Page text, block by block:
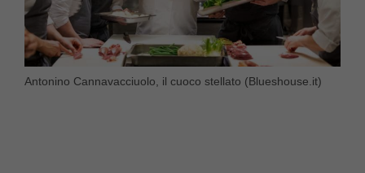
Antonino Cannavacciuolo, il cuoco stellato (Blueshouse.it)